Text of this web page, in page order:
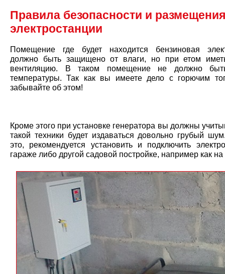
Правила безопасности и размещения
электростанции
Помещение где будет находится бензиновая
должно быть защищено от влаги, но при етом
вентиляцию. В таком помещение не должно
температуры. Так как вы имеете дело с горючим
забывайте об этом!
Кроме этого при установке генератора вы должны
такой техники будет издаваться довольно грубый
это, рекомендуется установить и подключить
гараже либо другой садовой постройке, например как